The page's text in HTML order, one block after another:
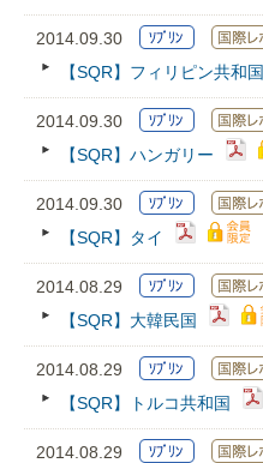
2014.09.30
【SQR】フィリピン共和国
2014.09.30
【SQR】ハンガリー
2014.09.30
【SQR】タイ
2014.08.29
【SQR】大韓民国
2014.08.29
【SQR】トルコ共和国
2014.08.29